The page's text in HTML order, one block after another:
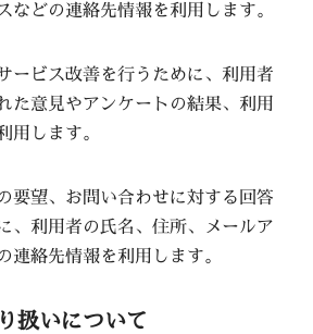
などの連絡先情報を利用します。
ービス改善を行うために、利用者
た意見やアンケートの結果、利用
用します。
要望、お問い合わせに対する回答
、利用者の氏名、住所、メールア
連絡先情報を利用します。
扱いについて